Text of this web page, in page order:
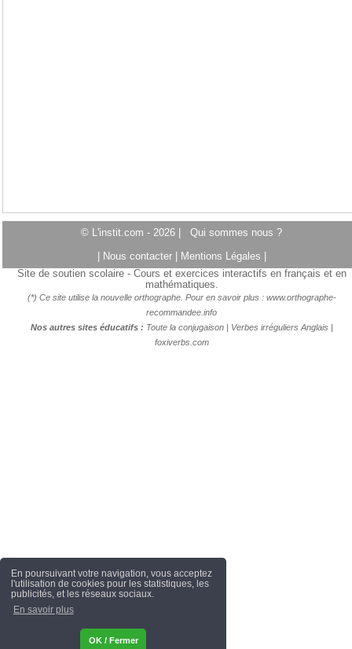
En poursuivant votre navigation, vous acceptez
l'utilisation de cookies pour les statistiques, les
publicités, et les réseaux sociaux.
En savoir plus
OK / Fermer
© L'instit.com - 2026 | Qui sommes nous ?
Nous contacter Mentions Légales
Site de soutien scolaire - Cours et exercices interactifs en français et en
mathématiques.
(*) Ce site utilise la nouvelle orthographe. Pour en savoir plus : www.orthographe-
recommandee.info
Nos autres sites éducatifs : Toute la conjugaison| Verbes irréguliers Anglais |
foxiverbs.com